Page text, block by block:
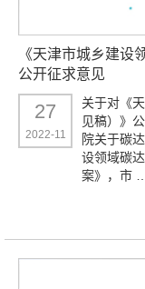
《天津市城乡建设
公开征求意见
27
2022-11
关于对《
见稿）》
院关于碳
设领域碳
案》，市